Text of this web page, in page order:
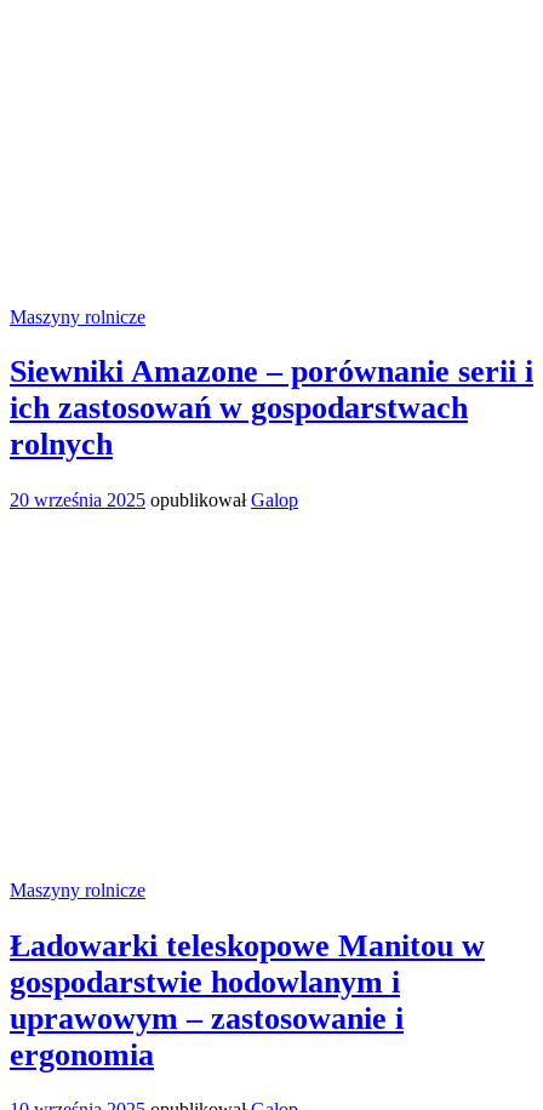
Maszyny rolnicze
Siewniki Amazone – porównanie serii i
ich zastosowań w gospodarstwach
rolnych
20 września 2025 opublikowałGalop
Maszyny rolnicze
Ładowarki teleskopowe Manitou w
gospodarstwie hodowlanym i
uprawowym – zastosowanie i
ergonomia